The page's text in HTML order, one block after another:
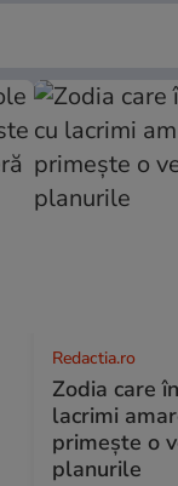
Redactia.ro
Zodia care
lacrimi
primește o
planurile